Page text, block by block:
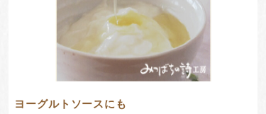
ヨーグルトソースにも